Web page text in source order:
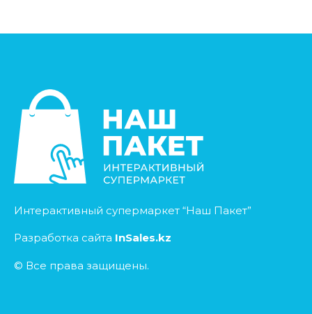
Интерактивный супермаркет “Наш Пакет”
Разработка сайта InSales.kz
© Все права защищены.